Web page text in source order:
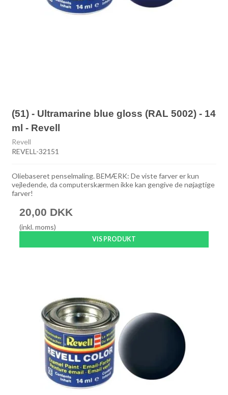
(51) - Ultramarine blue gloss (RAL 5002) - 14
ml - Revell
Revell
REVELL-32151
Oliebaseret penselmaling. BEMÆRK: De viste farver er kun
vejledende, da computerskærmen ikke kan gengive de nøjagtige
farver!
20,00 DKK
(inkl. moms)
VIS PRODUKT